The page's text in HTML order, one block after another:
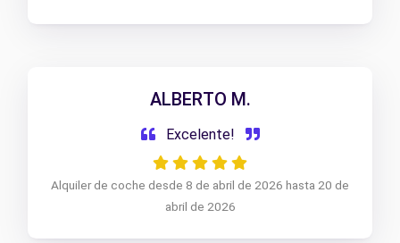
ALBERTO M.
Excelente!
Alquiler de coche desde 8 de abril de 2026 hasta 20 de
abril de 2026